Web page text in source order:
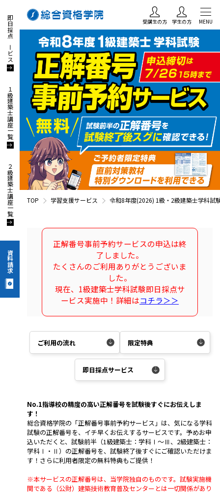
即日採点サービス
１級建築士講座一覧
２級建築士講座一覧
資料請求
受講生の方 学生の方 MENU
TOP 学習支援サービス 令和8年度(2026) 1級・2級建築士学科試
正解番号事前予約サービスの申込は終
了しました。
たくさんのご利用ありがとうございま
した。
現在、1級建築士学科試験即日採点サ
ービス実施中！詳細はコチラ＞＞
ご利用の流れ 限定特典
即日採点サービス
No.1指導校の精度の高い正解番号を試験後すぐにお伝えしま
す！
総合資格学院の「正解番号事前予約サービス」は、気になる学科
試験の正解番号を、イチ早くお伝えするサービスです。予めお申
込いただくと、試験前半（1級建築士：学科Ⅰ～Ⅲ、2級建築士：
学科Ⅰ・Ⅱ）の正解番号を、試験終了後すぐにご確認いただけま
す！さらに利用者限定の無料特典もご提供！
※本サービスの正解番号は、当学院独自のものです。試験実施機
関である（公財）建築技術教育普及センターとは一切関係があり